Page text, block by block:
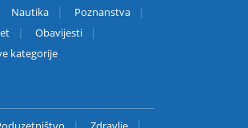
Nautika
Poznanstva
Obavijesti
kategorije